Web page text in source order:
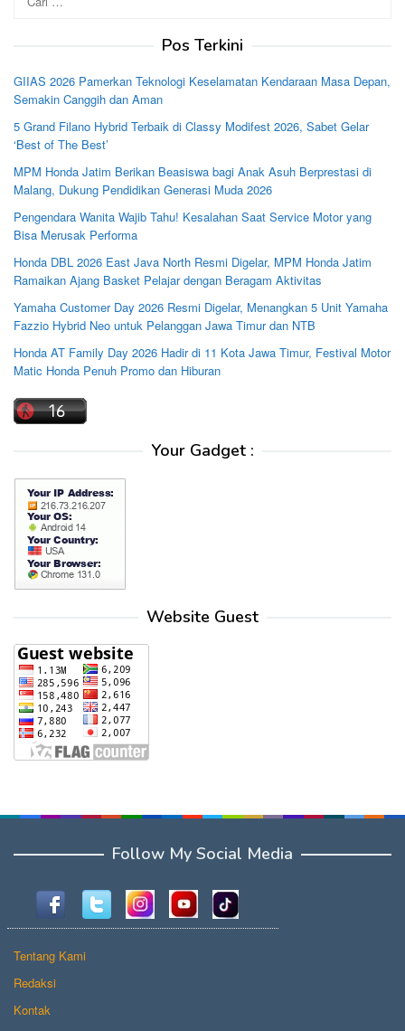
untuk:
Pos Terkini
GIIAS 2026 Pamerkan Teknologi Keselamatan Kendaraan Masa Depan,
Semakin Canggih dan Aman
5 Grand Filano Hybrid Terbaik di Classy Modifest 2026, Sabet Gelar
‘Best of The Best’
MPM Honda Jatim Berikan Beasiswa bagi Anak Asuh Berprestasi di
Malang, Dukung Pendidikan Generasi Muda 2026
Pengendara Wanita Wajib Tahu! Kesalahan Saat Service Motor yang
Bisa Merusak Performa
Honda DBL 2026 East Java North Resmi Digelar, MPM Honda Jatim
Ramaikan Ajang Basket Pelajar dengan Beragam Aktivitas
Yamaha Customer Day 2026 Resmi Digelar, Menangkan 5 Unit Yamaha
Fazzio Hybrid Neo untuk Pelanggan Jawa Timur dan NTB
Honda AT Family Day 2026 Hadir di 11 Kota Jawa Timur, Festival Motor
Matic Honda Penuh Promo dan Hiburan
Your Gadget :
Website Guest
Follow My Social Media
Tentang Kami
Redaksi
Kontak